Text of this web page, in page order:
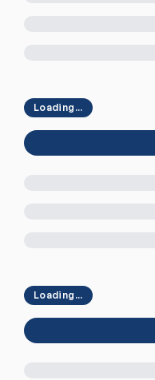
Loading...
Loading...